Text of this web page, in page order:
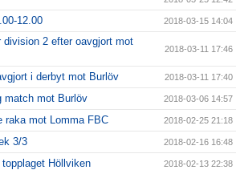
12.00 2018-03-15 14:04
2 efter oavgjort mot
2018-03-11 17:46
i derbyt mot Burlöv 2018-03-11 17:40
match mot Burlöv 2018-03-06 14:57
raka mot Lomma FBC 2018-02-25 21:18
3/3 2018-02-16 16:48
Höllviken 2018-02-13 22:38